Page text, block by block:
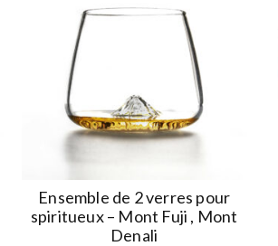
Ensemble de 2 verres pour
spiritueux – Mont Fuji , Mont
Denali